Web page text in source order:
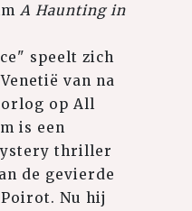
A Haunting in
speelt zich
van na
op All
is een
thriller
de gevierde
Nu hij